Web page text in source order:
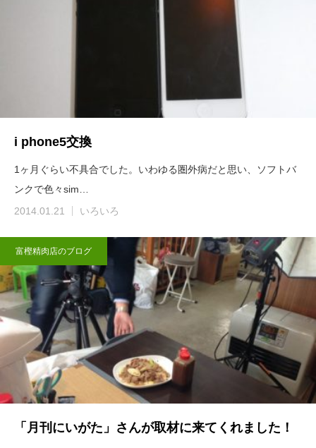
i phone5交換
1ヶ月ぐらい不具合でした。いわゆる圏外病だと思い、ソフトバ
ンクで色々sim…
2014.01.21
いろいろ
富樫精肉店のブログ
「月刊にいがた」さんが取材に来てくれました！